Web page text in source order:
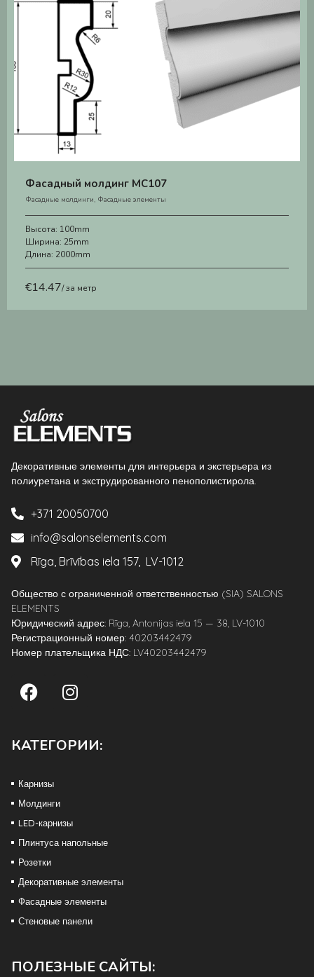
Фасадный молдинг MC107
Фасадные молдинги, Фасадные элементы
Высота: 100mm
Ширина: 25mm
Длина: 2000mm
€14.47/ за метр
Декоративные элементы для интерьера и экстерьера из
полиуретана и экструдированного пенополистирола.
+371 20050700
info@salonselements.com
Rīga, Brīvības iela 157, LV-1012
Общество с ограниченной ответственностью (SIA) SALONS
ELEMENTS
Юридический адрес: Rīga, Antonijas iela 15 — 38, LV-1010
Регистрационный номер: 40203442479
Номер плательщика НДС: LV40203442479
КАТЕГОРИИ:
Карнизы
Молдинги
LED-карнизы
Плинтуса напольные
Розетки
Декоративные элементы
Фасадные элементы
Стеновые панели
ПОЛЕЗНЫЕ САЙТЫ: